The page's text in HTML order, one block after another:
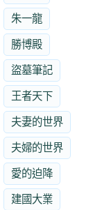
朱一龍
勝博殿
盜墓筆記
王者天下
夫妻的世界
夫婦的世界
愛的迫降
建國大業